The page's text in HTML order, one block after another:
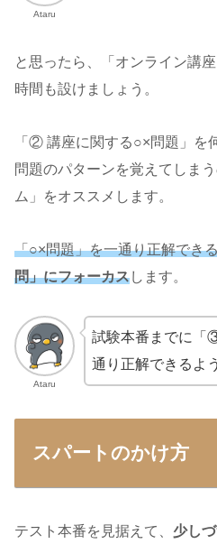
Ataru
と思ったら、「オンライン講
時間も設けましょう。
「② 講座に関する○×問題」を
問題のパターンを覚えてしま
ム」をオススメします。
「○×問題」を一通り正解でき
問」にフォーカスします。
Ataru
試験本番までに「
通り正解できるよ
スパートのかけ方
テスト本番を見据えて、 少し